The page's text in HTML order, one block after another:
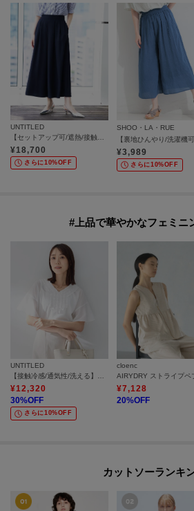
UNTITLED
¥18,700
さらに10%OFF
SHOO・LA・RUE
¥3,989
さらに10%OFF
#上品で華やかなフェミニ
UNTITLED
【接触冷感/通気性/洗える】Vネックフリルブラウス
¥12,320
30%OFF
さらに10%OFF
cloenc
¥7,128
20%OFF
カットソーランキ